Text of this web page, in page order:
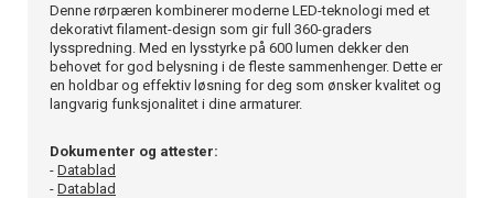
Denne rørpæren kombinerer moderne LED-teknologi med et
dekorativt filament-design som gir full 360-graders
lysspredning. Med en lysstyrke på 600 lumen dekker den
behovet for god belysning i de fleste sammenhenger. Dette er
en holdbar og effektiv løsning for deg som ønsker kvalitet og
langvarig funksjonalitet i dine armaturer.
Dokumenter og attester:
- Datablad
- Datablad